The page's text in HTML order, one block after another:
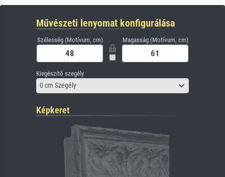
Művészeti lenyomat konfigurálása
Szélesség (Motívum, cm) Magasság (Motívum, cm)
Kiegészítő szegély
0 cm Szegély
Képkeret